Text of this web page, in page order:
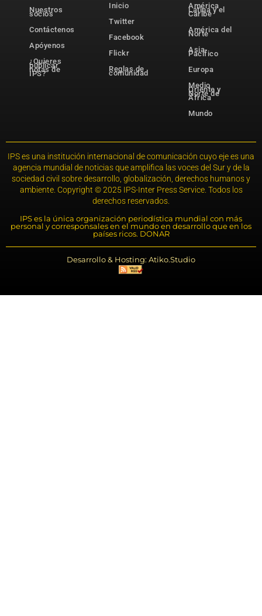
Nuestros
socios
Contáctenos
Apóyenos
¿Quieres
publicar
notas de
IPS?
Inicio
Twitter
Facebook
Flickr
Reglas de
comunidad
América
Latina y el
Caribe
América del
Norte
Asia-
Pacífico
Europa
Medio
Oriente y
Norte de
África
Mundo
IPS es una institución internacional de comunicación cuyo eje es una
agencia mundial de noticias que amplifica las voces del Sur y de la
sociedad civil sobre desarrollo, globalización, derechos humanos y
ambiente. Copyright © 2025 IPS-Inter Press Service. Todos los
derechos reservados.
IPS es la única organización periodística mundial con más
personal y corresponsales en el mundo en desarrollo que en los
países ricos. DONAR
Desarrollo & Hosting: Atiko.Studio